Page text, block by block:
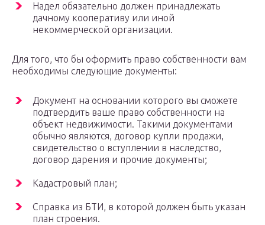
Надел обязательно должен принадлежать
дачному кооперативу или иной
некоммерческой организации.
Для того, что бы оформить право собственности вам
необходимы следующие документы:
Документ на основании которого вы сможете
подтвердить ваше право собственности на
объект недвижимости. Такими документами
обычно являются, договор купли продажи,
свидетельство о вступлении в наследство,
договор дарения и прочие документы;
Кадастровый план;
Справка из БТИ, в которой должен быть указан
план строения.